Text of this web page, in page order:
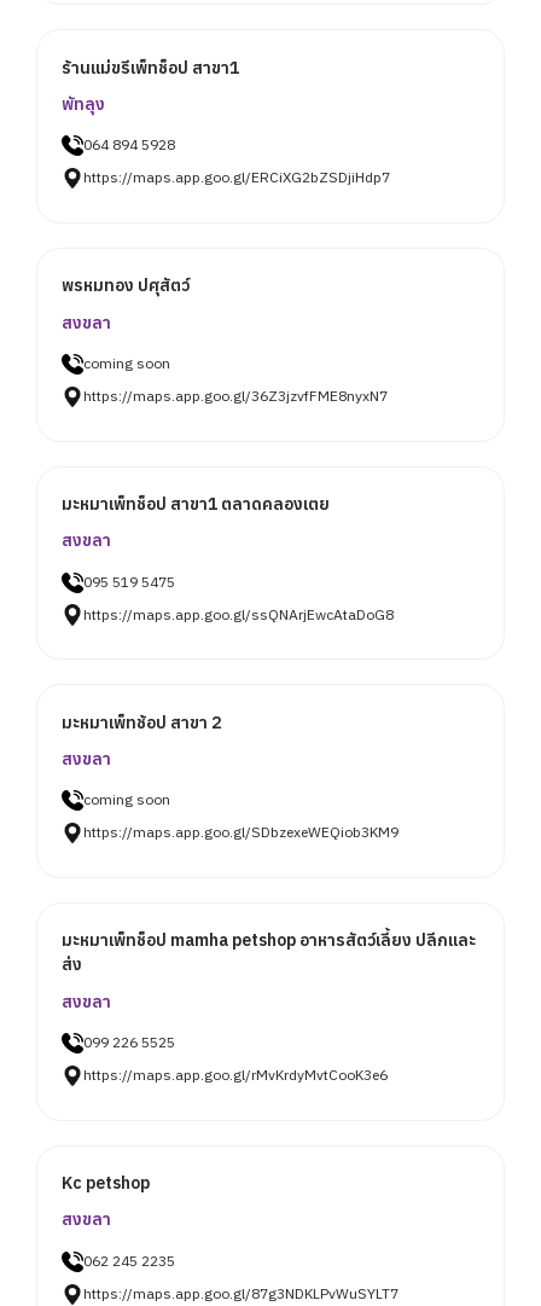
ร้านแม่ขรีเพ็ทช็อป สาขา1
พัทลุง
064 894 5928
https://maps.app.goo.gl/ERCiXG2bZSDjiHdp7
พรหมทอง ปศุสัตว์
สงขลา
coming soon
https://maps.app.goo.gl/36Z3jzvfFME8nyxN7
มะหมาเพ็ทช็อป สาขา1 ตลาดคลองเตย
สงขลา
095 519 5475
https://maps.app.goo.gl/ssQNArjEwcAtaDoG8
มะหมาเพ็ทช้อป สาขา 2
สงขลา
coming soon
https://maps.app.goo.gl/SDbzexeWEQiob3KM9
มะหมาเพ็ทช็อป mamha petshop อาหารสัตว์เลี้ยง ปลีกและ
ส่ง
สงขลา
099 226 5525
https://maps.app.goo.gl/rMvKrdyMvtCooK3e6
Kc petshop
สงขลา
062 245 2235
https://maps.app.goo.gl/87g3NDKLPvWuSYLT7